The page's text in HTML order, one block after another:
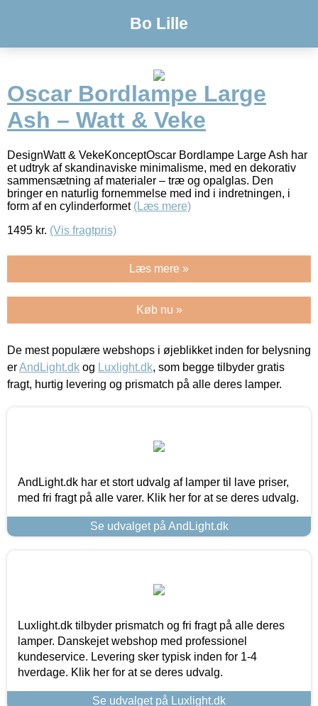
Bo Lille
Oscar Bordlampe Large
Ash – Watt & Veke
DesignWatt & VekeKonceptOscar Bordlampe Large Ash har
et udtryk af skandinaviske minimalisme, med en dekorativ
sammensætning af materialer – træ og opalglas. Den
bringer en naturlig fornemmelse med ind i indretningen, i
form af en cylinderformet (Læs mere)
1495 kr. (Vis fragtpris)
Læs mere »
Køb nu »
De mest populære webshops i øjeblikket inden for belysning
erAndLight.dk og Luxlight.dk, som begge tilbyder gratis
fragt, hurtig levering og prismatch på alle deres lamper.
AndLight.dk har et stort udvalg af lamper til lave priser,
med fri fragt på alle varer. Klik her for at se deres udvalg.
Se udvalget på AndLight.dk
Luxlight.dk tilbyder prismatch og fri fragt på alle deres
lamper. Danskejet webshop med professionel
kundeservice. Levering sker typisk inden for 1-4
hverdage. Klik her for at se deres udvalg.
Se udvalget på Luxlight.dk